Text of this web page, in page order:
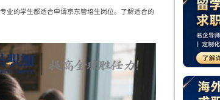
人才。京东管培生项目作为公司培养未来核心管理人才的重要计
并非所有专业的学生都适合申请京东管培生岗位。了解适合的